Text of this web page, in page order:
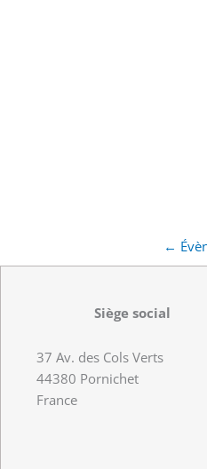
←
Siège social
37 Av. des Cols Verts
44380 Pornichet
France